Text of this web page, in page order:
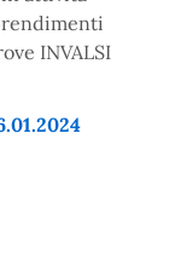
INVALSI